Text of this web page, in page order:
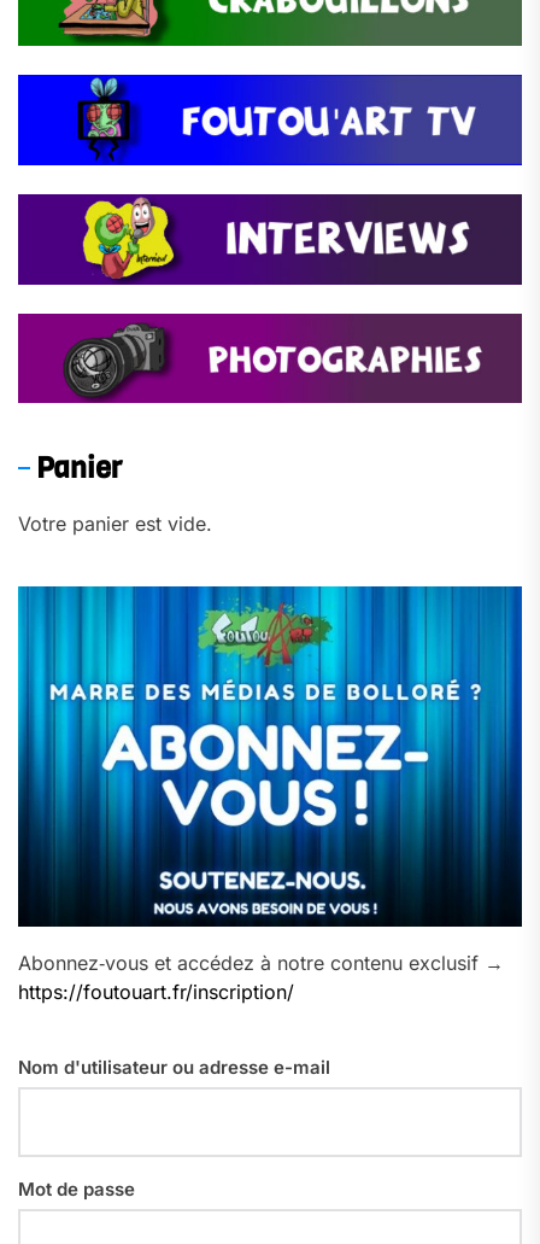
Panier
Votre panier est vide.
Abonnez‑vous et accédez à notre contenu exclusif →
https://foutouart.fr/inscription/
Nom d'utilisateur ou adresse e-mail
Mot de passe